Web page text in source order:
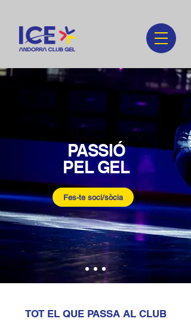
PASSIÓ
PEL GEL
Fes-te soci/sòcia
TOT EL QUE PASSA AL CLUB